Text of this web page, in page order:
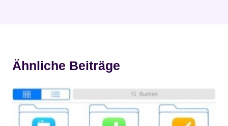
Ähnliche Beiträge